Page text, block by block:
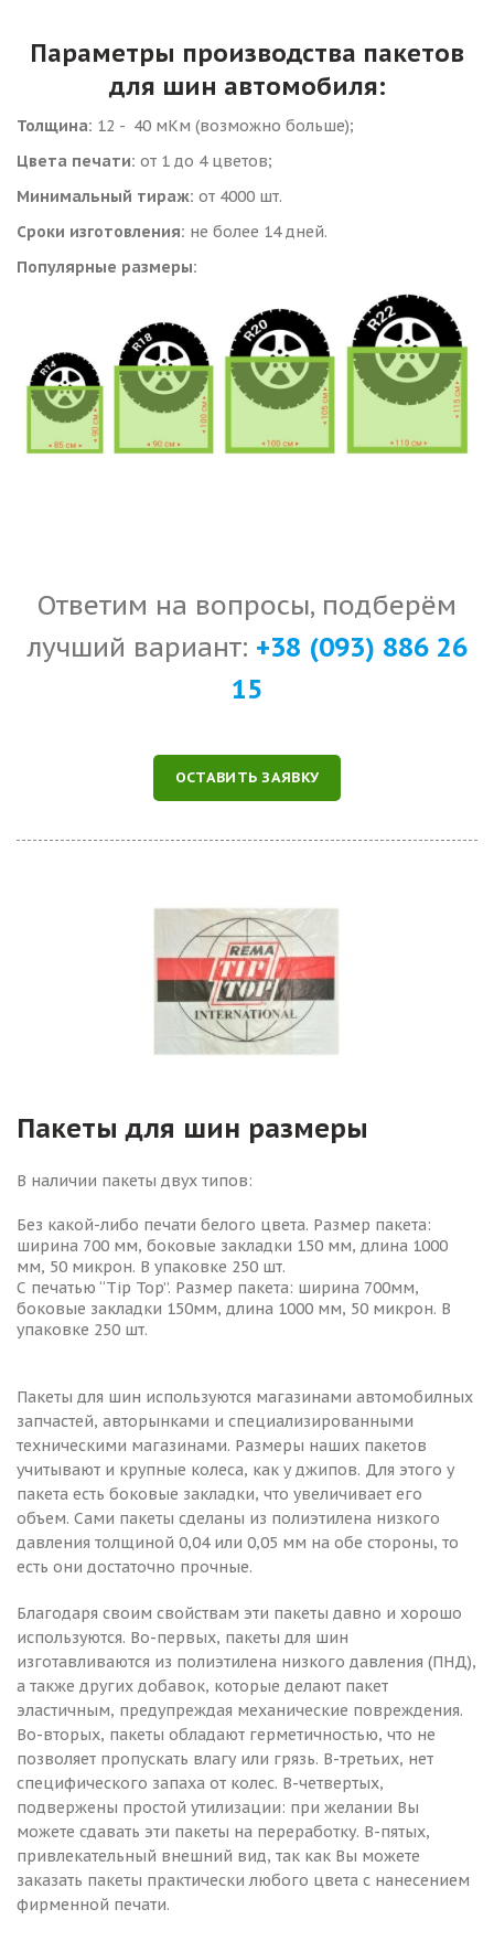
Параметры производства пакетов
для шин автомобиля:
Толщина: 12 - 40 мКм (возможно больше);
Цвета печати: от 1 до 4 цветов;
Минимальный тираж: от 4000 шт.
Сроки изготовления: не более 14 дней.
Популярные размеры:
Ответим на вопросы, подберём
лучший вариант: +38 (093) 886 26
15
ОСТАВИТЬ ЗАЯВКУ
Пакеты для шин размеры
В наличии пакеты двух типов:
Без какой-либо печати белого цвета. Размер пакета:
ширина 700 мм, боковые закладки 150 мм, длина 1000
мм, 50 микрон. В упаковке 250 шт.
С печатью “Tip Top”. Размер пакета: ширина 700мм,
боковые закладки 150мм, длина 1000 мм, 50 микрон. В
упаковке 250 шт.
Пакеты для шин используются магазинами автомобилных
запчастей, авторынками и специализированными
техническими магазинами. Размеры наших пакетов
учитывают и крупные колеса, как у джипов. Для этого у
пакета есть боковые закладки, что увеличивает его
объем. Сами пакеты сделаны из полиэтилена низкого
давления толщиной 0,04 или 0,05 мм на обе стороны, то
есть они достаточно прочные.
Благодаря своим свойствам эти пакеты давно и хорошо
используются. Во-первых, пакеты для шин
изготавливаются из полиэтилена низкого давления (ПНД),
а также других добавок, которые делают пакет
эластичным, предупреждая механические повреждения.
Во-вторых, пакеты обладают герметичностью, что не
позволяет пропускать влагу или грязь. В-третьих, нет
специфического запаха от колес. В-четвертых,
подвержены простой утилизации: при желании Вы
можете сдавать эти пакеты на переработку. В-пятых,
привлекательный внешний вид, так как Вы можете
заказать пакеты практически любого цвета с нанесением
фирменной печати.